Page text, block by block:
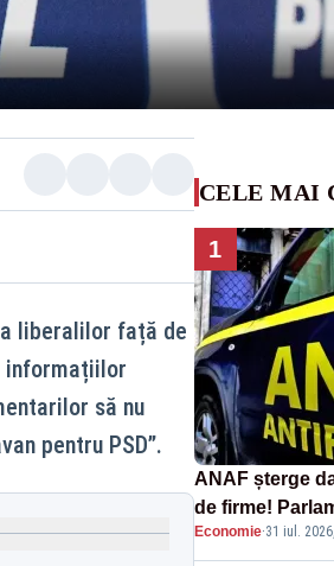
liberalilor față de
informațiilor
să nu
pentru PSD”.
CELE MAI
1
ANAF șterge
de firme!
privind amnistia
Economie·31 iul.